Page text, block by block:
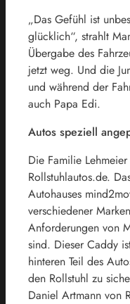
„Das Gefühl ist
glücklich“, strahlt
Übergabe des
jetzt weg. Und die
und während der
auch Papa Edi.
Autos speziell
Die Familie
Rollstuhlautos.de.
Autohauses
verschiedener
Anforderungen von
sind. Dieser Caddy
hinteren Teil des
den Rollstuhl zu
Daniel Artmann von